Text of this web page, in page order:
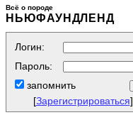
Всё о породе
НЬЮФАУНДЛЕНД
Логин:
Пароль:
запомнить
[Зарегистрироваться]